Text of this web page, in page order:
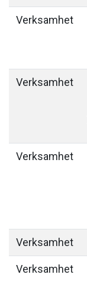
Verksamhet
Verksamhet
Verksamhet
Verksamhet
Verksamhet